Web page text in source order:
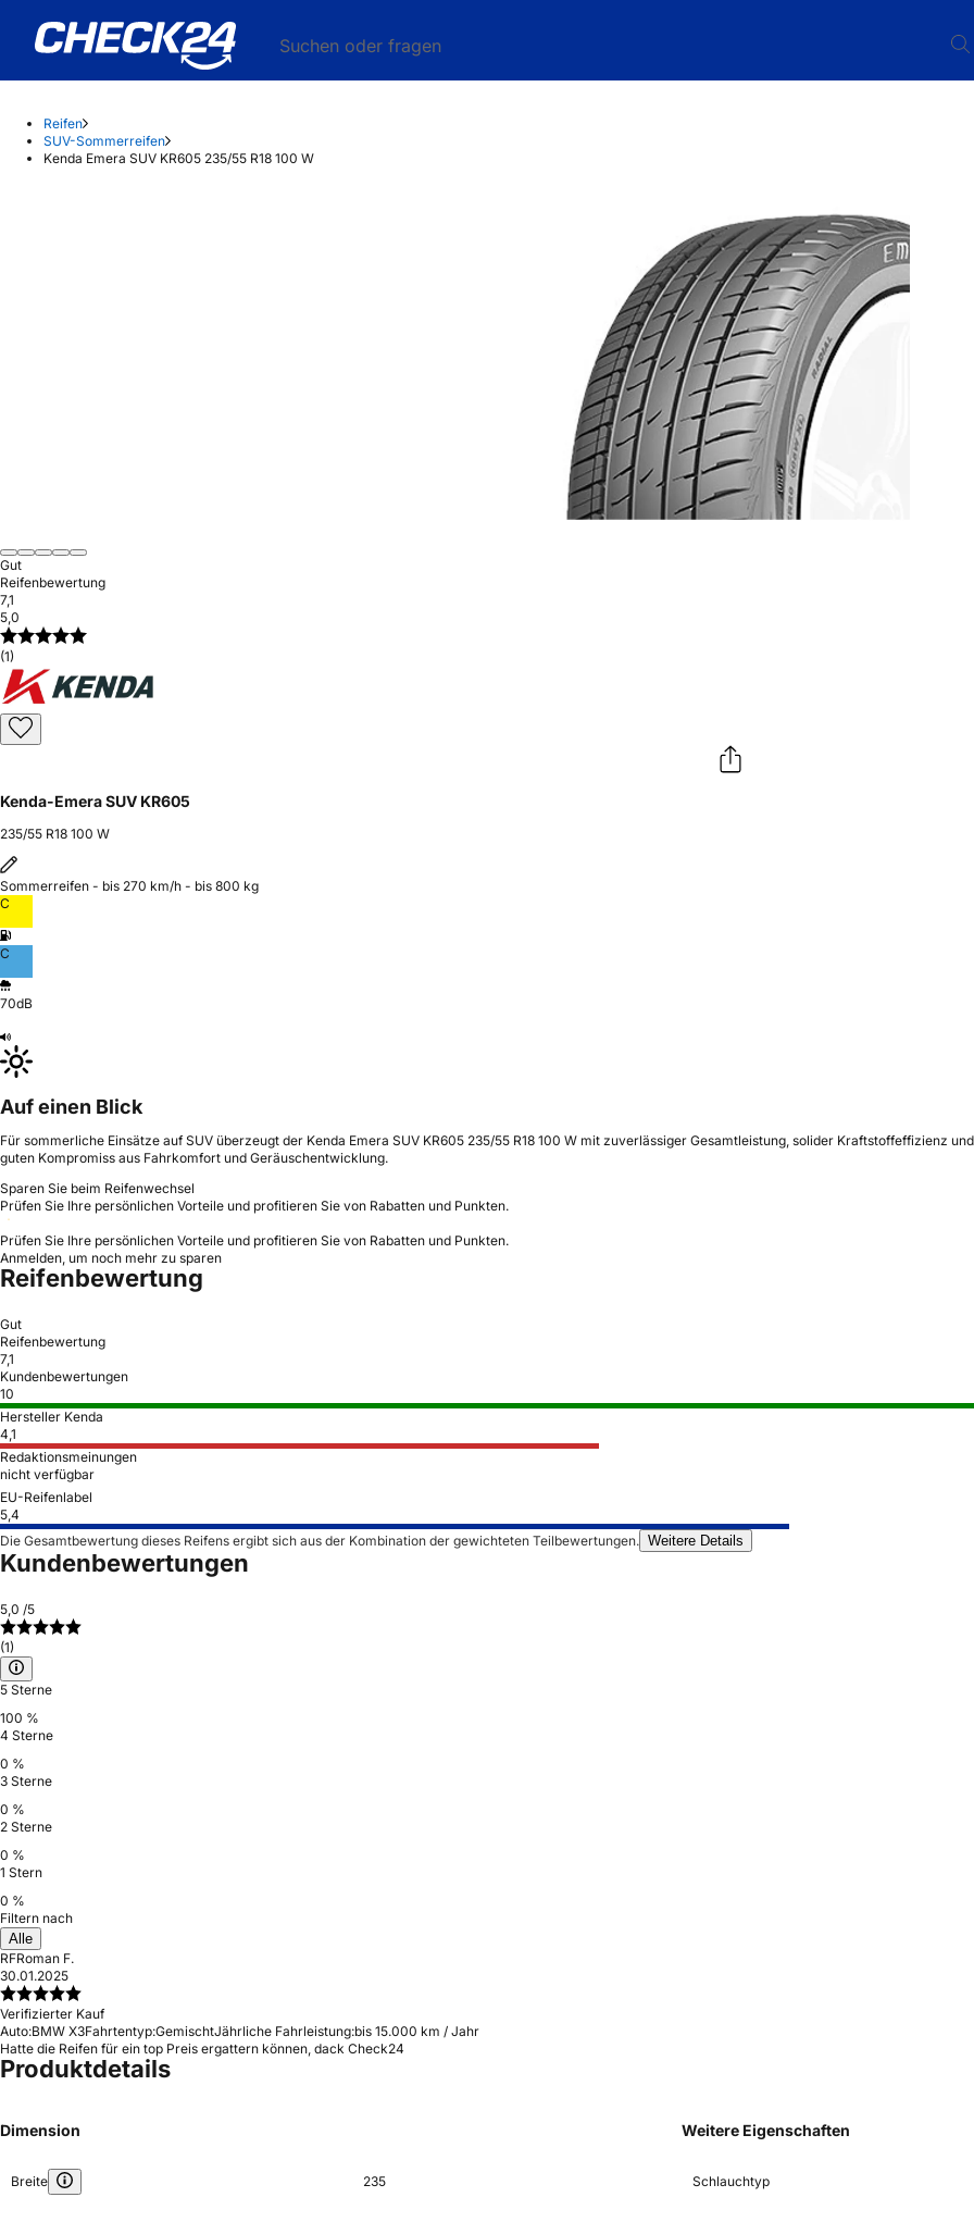
Suchen oder fragen
Reifen
SUV-Sommerreifen
Kenda Emera SUV KR605 235/55 R18 100 W
Gut
Reifenbewertung
7,1
5,0
(1)
Kenda-Emera SUV KR605
235/55 R18 100 W
Sommerreifen - bis 270 km/h - bis 800 kg
C
C
70dB
Auf einen Blick
Für sommerliche Einsätze auf SUV überzeugt der Kenda Emera SUV KR605 235/55 R18 100 W mit zuverlässiger Gesamtleistung, solider Kraftstoffeffizienz
guten Kompromiss aus Fahrkomfort und Geräuschentwicklung.
Sparen Sie beim Reifenwechsel
Prüfen Sie Ihre persönlichen Vorteile und profitieren Sie von Rabatten und Punkten.
Prüfen Sie Ihre persönlichen Vorteile und profitieren Sie von Rabatten und Punkten.
Anmelden, um noch mehr zu sparen
Reifenbewertung
Gut
Reifenbewertung
7,1
Kundenbewertungen
10
Hersteller Kenda
4,1
Redaktionsmeinungen
nicht verfügbar
EU-Reifenlabel
5,4
Die Gesamtbewertung dieses Reifens ergibt sich aus der Kombination der gewichteten Teilbewertungen. Weitere Details
Kundenbewertungen
5,0 /5
(1)
5 Sterne
100 %
4 Sterne
0 %
3 Sterne
0 %
2 Sterne
0 %
1 Stern
0 %
Filtern nach
Alle
RFRoman F.
30.01.2025
Verifizierter Kauf
Auto:BMW X3Fahrtentyp:GemischtJährliche Fahrleistung:bis 15.000 km / Jahr
Hatte die Reifen für ein top Preis ergattern können, dack Check24
Produktdetails
Dimension
Breite 235
Weitere Eigenschaften
Schlauchtyp